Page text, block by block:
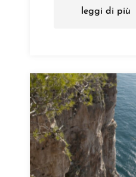
leggi di più